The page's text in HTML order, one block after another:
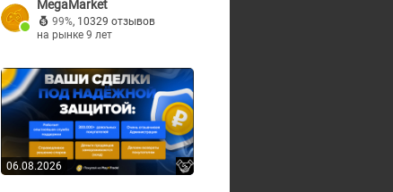
MegaMarket
99%, 10329 отзывов
на рынке 9 лет
06.08.2026